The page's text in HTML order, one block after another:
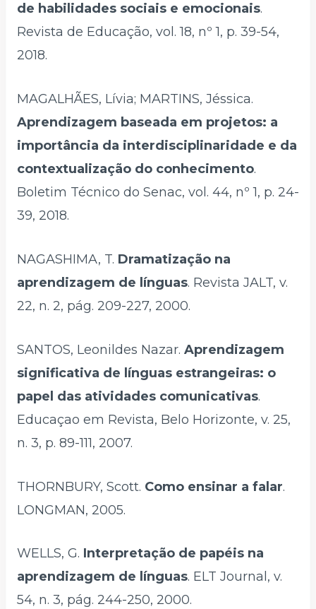
de habilidades sociais e emocionais.
Revista de Educação, vol. 18, nº 1, p. 39-54,
2018.
MAGALHÃES, Lívia; MARTINS, Jéssica.
Aprendizagem baseada em projetos: a
importância da interdisciplinaridade e da
contextualização do conhecimento.
Boletim Técnico do Senac, vol. 44, nº 1, p. 24-
39, 2018.
NAGASHIMA, T. Dramatização na
aprendizagem de línguas. Revista JALT, v.
22, n. 2, pág. 209-227, 2000.
SANTOS, Leonildes Nazar. Aprendizagem
significativa de línguas estrangeiras: o
papel das atividades comunicativas.
Educaçao em Revista, Belo Horizonte, v. 25,
n. 3, p. 89-111, 2007.
THORNBURY, Scott. Como ensinar a falar.
LONGMAN, 2005.
WELLS, G. Interpretação de papéis na
aprendizagem de línguas. ELT Journal, v.
54, n. 3, pág. 244-250, 2000.